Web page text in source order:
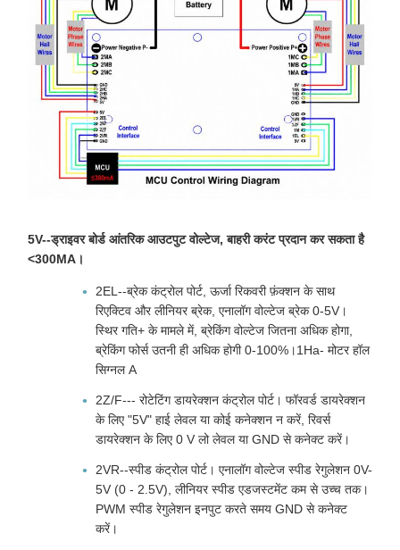
5V--ड्राइवर बोर्ड आंतरिक आउटपुट वोल्टेज, बाहरी करंट प्रदान कर सकता है
<300MA।
2EL--ब्रेक कंट्रोल पोर्ट, ऊर्जा रिकवरी फ़ंक्शन के साथ
रिएक्टिव और लीनियर ब्रेक, एनालॉग वोल्टेज ब्रेक 0-5V।
स्थिर गति+ के मामले में, ब्रेकिंग वोल्टेज जितना अधिक होगा,
ब्रेकिंग फोर्स उतनी ही अधिक होगी 0-100%।1Ha- मोटर हॉल
सिग्नल A
2Z/F--- रोटेटिंग डायरेक्शन कंट्रोल पोर्ट। फॉरवर्ड डायरेक्शन
के लिए "5V" हाई लेवल या कोई कनेक्शन न करें, रिवर्स
डायरेक्शन के लिए 0 V लो लेवल या GND से कनेक्ट करें।
2VR--स्पीड कंट्रोल पोर्ट। एनालॉग वोल्टेज स्पीड रेगुलेशन 0V-
5V (0 - 2.5V), लीनियर स्पीड एडजस्टमेंट कम से उच्च तक।
PWM स्पीड रेगुलेशन इनपुट करते समय GND से कनेक्ट
करें।